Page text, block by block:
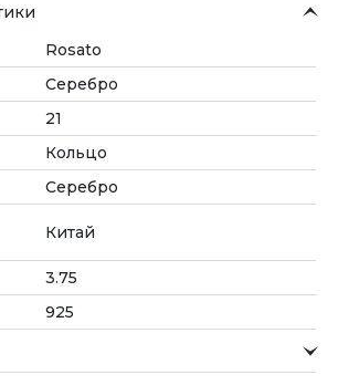
Rosato
Серебро
21
Кольцо
Серебро
Китай
3.75
925